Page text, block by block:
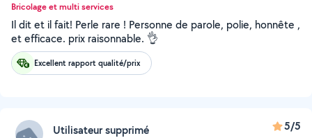
Bricolage et multi services
Il dit et il fait! Perle rare ! Personne de parole, polie, honnête ,
et efficace. prix raisonnable. 👌
Excellent rapport qualité/prix
Utilisateur supprimé 5/5